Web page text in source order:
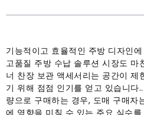
기능적이고 효율적인 주방 디자인
고품질 주방 수납 솔루션 시장도 마
너 찬장 보관 액세서리는 공간이 제
기 위해 점점 인기를 얻고 있습니다
량으로 구매하는 경우, 도매 구매자
에 영향을 미칠 수 있는 주요 실수